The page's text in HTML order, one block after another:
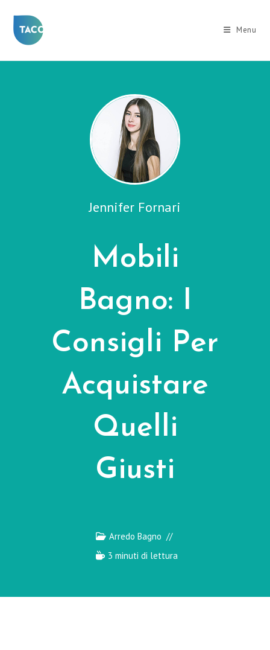
contenuto
Menu
Jennifer Fornari
Mobili
Bagno: I
Consigli Per
Acquistare
Quelli
Giusti
Arredo Bagno
3 minuti di lettura